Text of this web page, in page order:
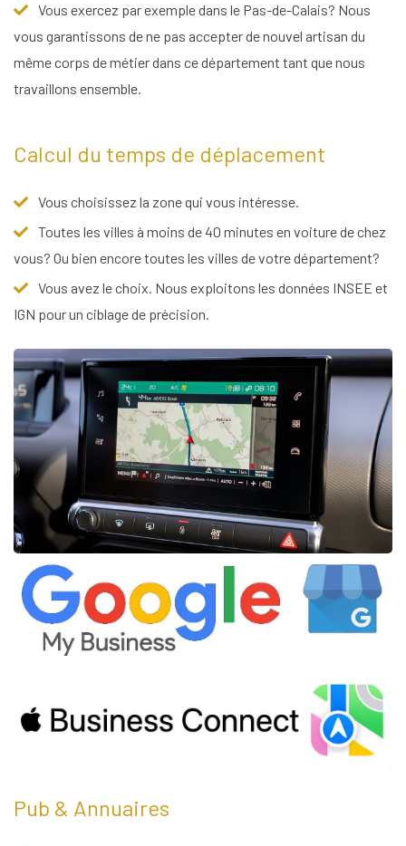
Vous exercez par exemple dans le Pas-de-Calais? Nous
vous garantissons de ne pas accepter de nouvel artisan du
même corps de métier dans ce département tant que nous
travaillons ensemble.
Calcul du temps de déplacement
Vous choisissez la zone qui vous intéresse.
Toutes les villes à moins de 40 minutes en voiture de chez
vous? Ou bien encore toutes les villes de votre département?
Vous avez le choix. Nous exploitons les données INSEE et
IGN pour un ciblage de précision.
Pub & Annuaires